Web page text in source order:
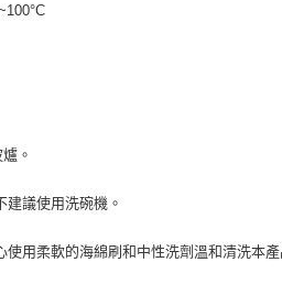
。
建議使用洗碗機。
使用柔軟的海綿刷和中性洗劑溫和清洗本產